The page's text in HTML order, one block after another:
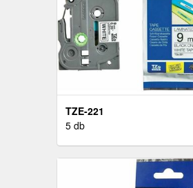
TZE-221
5 db